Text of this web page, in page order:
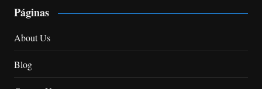
Páginas
About Us
Blog